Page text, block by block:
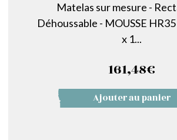
Matelas sur mesure -
Déhoussable - MOUSSE
x 1...
161,48€
Ajouter au panier